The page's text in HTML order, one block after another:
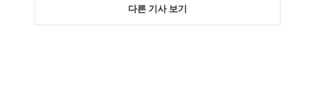
다른 기사 보기